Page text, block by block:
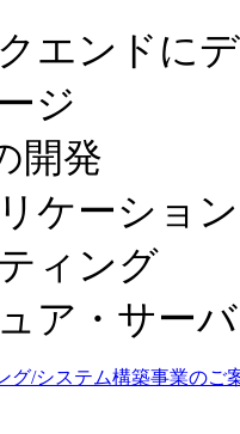
エンドに
ジ
開発
ケーショ
ィング
ア・サーバ
グ/システム構築事業のご